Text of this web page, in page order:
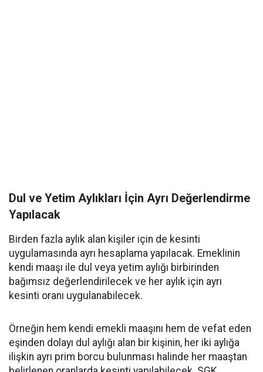
Dul ve Yetim Aylıkları İçin Ayrı Değerlendirme
Yapılacak
Birden fazla aylık alan kişiler için de kesinti
uygulamasında ayrı hesaplama yapılacak. Emeklinin
kendi maaşı ile dul veya yetim aylığı birbirinden
bağımsız değerlendirilecek ve her aylık için ayrı
kesinti oranı uygulanabilecek.
Örneğin hem kendi emekli maaşını hem de vefat eden
eşinden dolayı dul aylığı alan bir kişinin, her iki aylığa
ilişkin ayrı prim borcu bulunması halinde her maaştan